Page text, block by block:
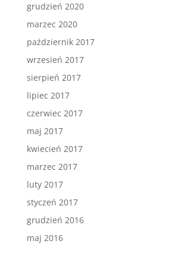
grudzień 2020
marzec 2020
październik 2017
wrzesień 2017
sierpień 2017
lipiec 2017
czerwiec 2017
maj 2017
kwiecień 2017
marzec 2017
luty 2017
styczeń 2017
grudzień 2016
maj 2016